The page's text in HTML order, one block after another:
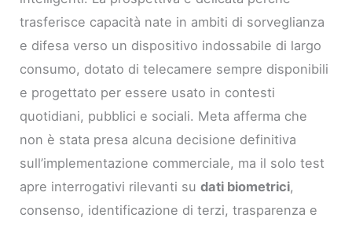
trasferisce capacità nate in ambiti di sorveglianza
e difesa verso un dispositivo indossabile di largo
consumo, dotato di telecamere sempre disponibili
e progettato per essere usato in contesti
quotidiani, pubblici e sociali. Meta afferma che
non è stata presa alcuna decisione definitiva
sull’implementazione commerciale, ma il solo test
apre interrogativi rilevanti sudati biometrici,
consenso, identificazione di terzi, trasparenza e